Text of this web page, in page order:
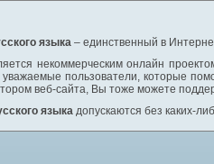
языка – единственный в
некоммерческим онлайн
пользователи, которые
веб-сайта, Вы тоже можете
языка допускаются без каких-